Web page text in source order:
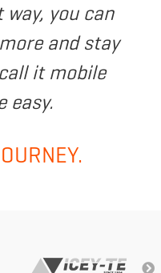
you can
and stay
it mobile
easy.